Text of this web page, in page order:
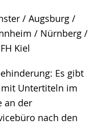
/ Augsburg /
/ Nürnberg /
Kiel
Es gibt
Untertiteln im
an der
nach den